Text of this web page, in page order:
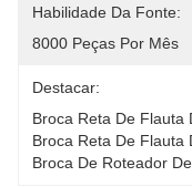
Habilidade Da Fonte:
8000 Peças Por Mês
Destacar:
Broca Reta De Flauta
Broca Reta De Flauta
Broca De Roteador